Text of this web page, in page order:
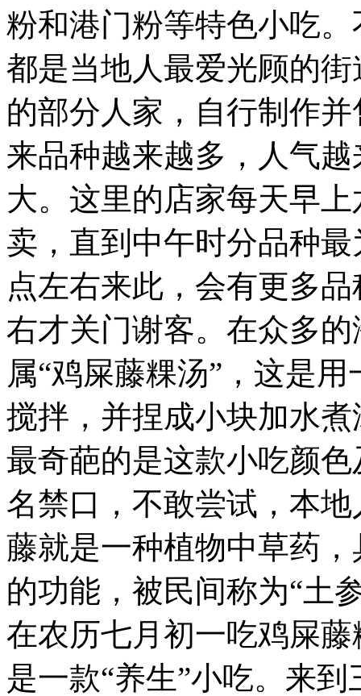
过。
品
尝
一
个
方
的
小
吃，
以
体
验
当
人
的
食
特
色，
也
深
入
了
解
地
的
民
俗
化。
最
道
的
三
亚
粉和港门粉等特色小吃
都是当地人最爱光顾的
的部分人家，自行制作
来品种越来越多，人气
大。这里的店家每天早
卖，直到中午时分品种
点左右来此，会有更多
右才关门谢客。 在众多
属“鸡屎藤粿汤”，这是
搅拌，并捏成小块加水
最奇葩的是这款小吃颜
名禁口，不敢尝试，本
藤就是一种植物中草药
的功能，被民间称为“土
在农历七月初一吃鸡屎
是一款“养生”小吃。 来到